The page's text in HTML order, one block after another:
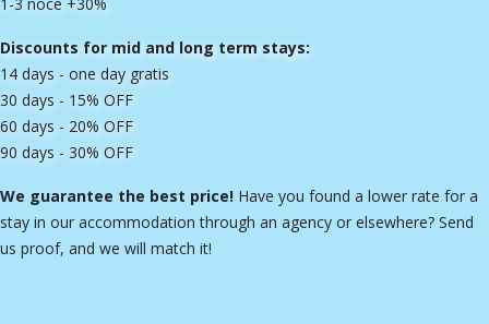
Discounts for mid and long term stays:
14 days - one day gratis
30 days - 15% OFF
60 days - 20% OFF
90 days - 30% OFF
We guarantee the best price! Have you found a lower rate for a
stay in our accommodation through an agency or elsewhere? Send
us proof, and we will match it!